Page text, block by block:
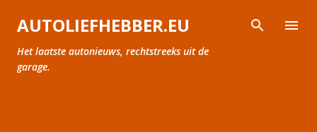
Doorgaan naar hoofdcontent
AUTOLIEFHEBBER.EU
Het laatste autonieuws, rechtstreeks uit de
garage.